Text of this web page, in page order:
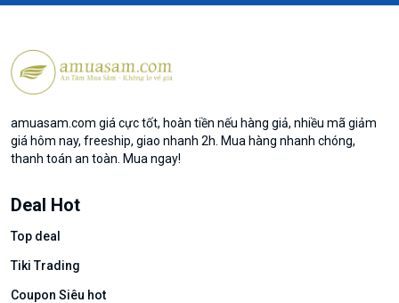
amuasam.com giá cực tốt, hoàn tiền nếu hàng giả, nhiều mã giảm
giá hôm nay, freeship, giao nhanh 2h. Mua hàng nhanh chóng,
thanh toán an toàn. Mua ngay!
Deal Hot
Top deal
Tiki Trading
Coupon Siêu hot